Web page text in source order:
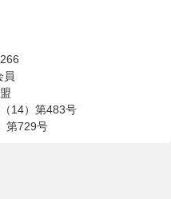
員
14）第483号
第729号